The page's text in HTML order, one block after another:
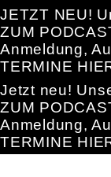
JETZT NEU!
ZUM
Anmeldung,
TERMINE
Jetzt neu!
ZUM
Anmeldung,
TERMINE